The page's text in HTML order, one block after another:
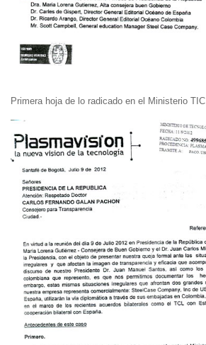
Primera hoja de lo radicado en el Ministerio TIC